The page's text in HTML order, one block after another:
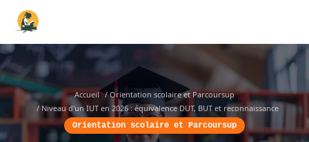
Accueil / Orientation scolaire et Parcoursup
/ Niveau d'un IUT en 2026 : équivalence DUT, BUT et reconnaissance
Orientation scolaire et Parcoursup